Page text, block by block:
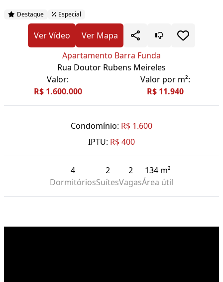
Destaque Especial
Ver Vídeo
Ver Mapa
Apartamento Barra Funda
Rua Doutor Rubens Meireles
Valor:
R$ 1.600.000
Valor por m²:
R$ 11.940
Condomínio: R$ 1.600
IPTU: R$ 400
4
Dormitórios
2
Suítes
2
Vagas
134 m²
Área útil